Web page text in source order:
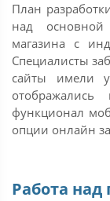
План
над
магазина с
Специалисты
сайты имели
функционал
опции онлайн
Работа над